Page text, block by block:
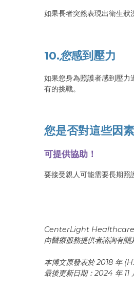
如果長者突然表現出衛生狀
10.您感到壓力
如果您身為照護者感到壓力
有的挑戰。
您是否對這些因
可提供協助！
要接受親人可能需要長期照
CenterLight Healthcare
向醫療服務提供者諮詢有關
本博文原發表於 2018 年
最後更新日期：2024 年 11